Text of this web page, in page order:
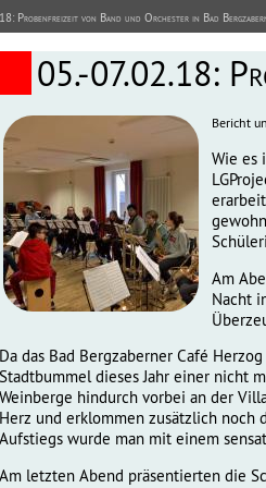
05.-07.02.18:
Bericht
Wie es
Am
Nacht
Da das Bad Bergzaberner Café
Stadtbummel dieses Jahr einer nicht
Weinberge hindurch vorbei an der
Herz und erklommen zusätzlich noch
Aufstiegs wurde man mit einem
Am letzten Abend präsentierten die
Probenfreizeit von Band und Orchester in Bad